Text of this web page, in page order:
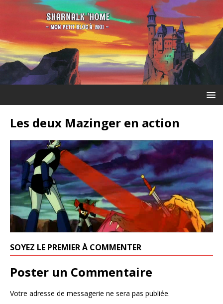
Les deux Mazinger en action
SOYEZ LE PREMIER À COMMENTER
Poster un Commentaire
Votre adresse de messagerie ne sera pas publiée.